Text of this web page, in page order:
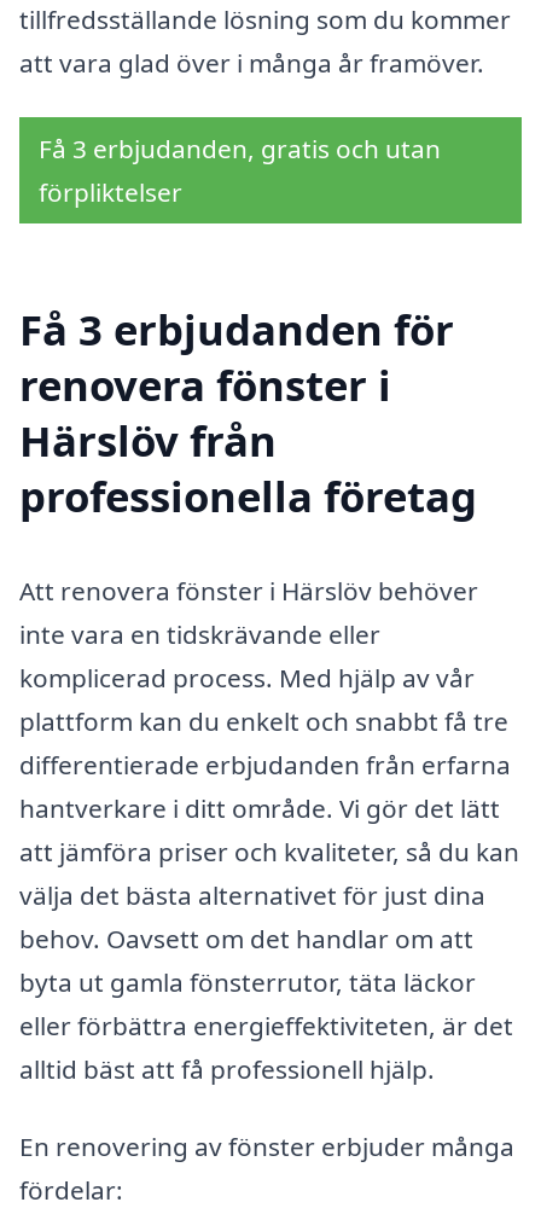
tillfredsställande lösning som du kommer
att vara glad över i många år framöver.
Få 3 erbjudanden, gratis och utan
förpliktelser
Få 3 erbjudanden för
renovera fönster i
Härslöv från
professionella företag
Att renovera fönster i Härslöv behöver
inte vara en tidskrävande eller
komplicerad process. Med hjälp av vår
plattform kan du enkelt och snabbt få tre
differentierade erbjudanden från erfarna
hantverkare i ditt område. Vi gör det lätt
att jämföra priser och kvaliteter, så du kan
välja det bästa alternativet för just dina
behov. Oavsett om det handlar om att
byta ut gamla fönsterrutor, täta läckor
eller förbättra energi­effektiviteten, är det
alltid bäst att få professionell hjälp.
En renovering av fönster erbjuder många
fördelar: